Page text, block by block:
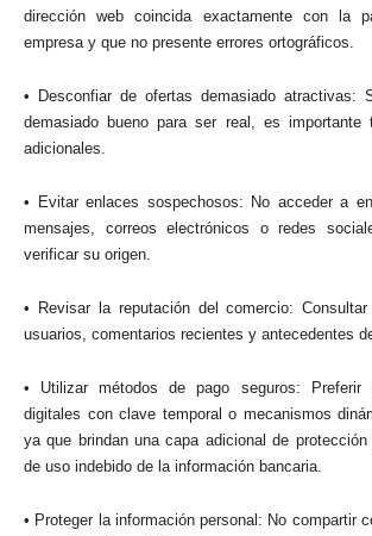
dirección web coincida exactamente con la
empresa y que no presente errores ortográficos.
• Desconfiar de ofertas demasiado atractivas:
demasiado bueno para ser real, es importante
adicionales.
• Evitar enlaces sospechosos: No acceder a
mensajes, correos electrónicos o redes
verificar su origen.
• Revisar la reputación del comercio:
usuarios, comentarios recientes y antecedentes
• Utilizar métodos de pago seguros:
digitales con clave temporal o mecanismos
ya que brindan una capa adicional de
de uso indebido de la información bancaria.
• Proteger la información personal: No compartir